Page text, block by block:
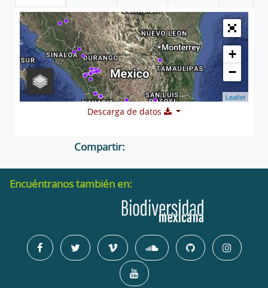
+
−
Leaflet
Descarga de datos
Compartir:
Encuéntranos también en: